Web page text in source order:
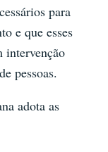
para
e que esses
intervenção
pessoas.
adota as